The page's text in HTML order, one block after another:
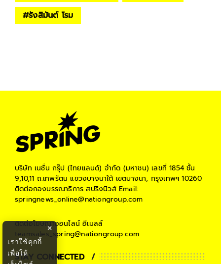
#รังสิมันต์ โรม
บริษัท เนชั่น กรุ๊ป (ไทยแลนด์) จำกัด (มหาชน) เลขที่ 1854 ชั้น
9,10,11 ถ.เทพรัตน แขวงบางนาใต้ เขตบางนา, กรุงเทพฯ 10260
ติดต่อกองบรรณาธิการ สปริงนิวส์Email:
springnews_online@nationgroup.com
ติดต่อโฆษณาออนไลน์ อีเมลล์
teamsales_spring@nationgroup.com
STAY CONNECTED
×
เราใช้คุกกี้
เพื่อให้